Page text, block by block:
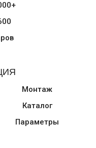
Монтаж
Каталог
Параметры